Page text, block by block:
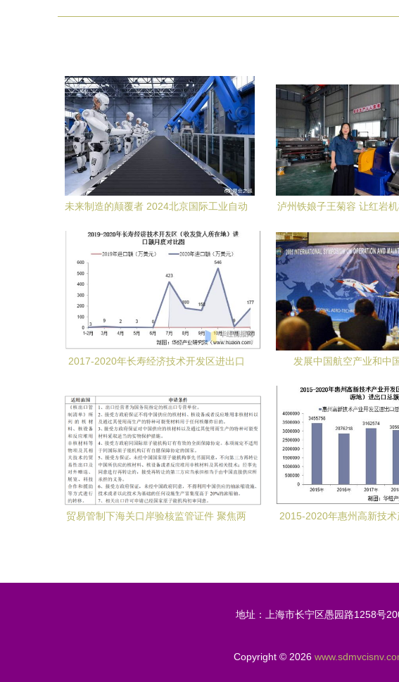
未来制造的颠覆者 2024北京国际工业自动
泸州铁娘子王菊容 让红岩
2017-2020年长寿经济技术开发区进出口
发展中国航空产业和中
贸易管制下海关口岸验核监管证件 聚焦两
2015-2020年惠州高新技
地址：上海市长宁区愚园路1258号
Copyright © 2026